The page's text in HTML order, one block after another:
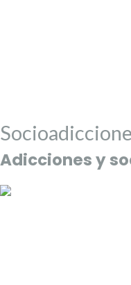
Adicciones y